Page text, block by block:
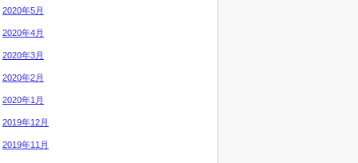
2020年5月
2020年4月
2020年3月
2020年2月
2020年1月
2019年12月
2019年11月